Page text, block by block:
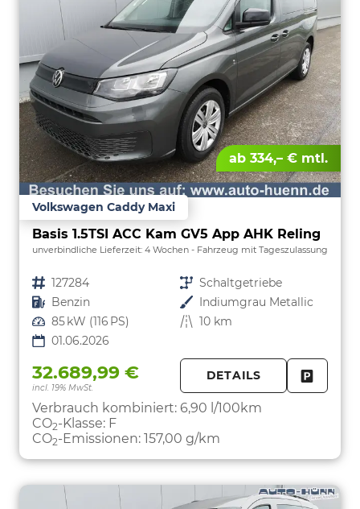
ab 334,– € mtl.
Volkswagen Caddy Maxi
Basis 1.5TSI ACC Kam GV5 App AHK Reling
unverbindliche Lieferzeit: 4 Wochen Fahrzeug mit Tageszulassung
Fahrzeugnr. 127284 Getriebe Schaltgetriebe
Kraftstoff Benzin Außenfarbe Indiumgrau Metallic
Leistung 85 kW (116 PS) Kilometerstand 10 km
01.06.2026
32.689,99 €
incl. 19% MwSt.
DETAILS
Verbrauch kombiniert: 6,90 l/100km
CO2-Klasse: F
CO2-Emissionen: 157,00 g/km